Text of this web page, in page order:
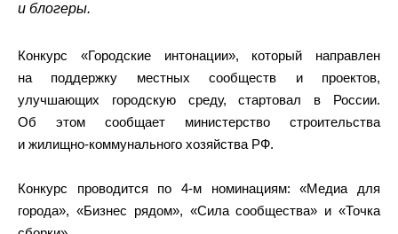
и блогеры.
Конкурс «Городские интонации», который направлен
на поддержку местных сообществ и проектов,
улучшающих городскую среду, стартовал в России.
Об этом сообщает министерство строительства
и жилищно-коммунального хозяйства РФ.
Конкурс проводится по 4-м номинациям: «Медиа для
города», «Бизнес рядом», «Сила сообщества» и «Точка